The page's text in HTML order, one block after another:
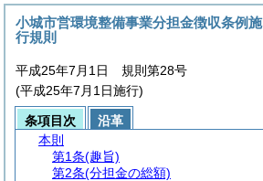
小城市営環境整備事業分担金徴収条例施
行規則
平成25年7月1日 規則第28号
(平成25年7月1日施行)
条項目次
沿革
本則
第1条(趣旨)
第2条(分担金の総額)